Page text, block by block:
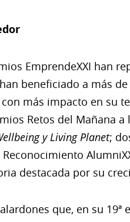
EmprendeXXI han
beneficiado a más
más impacto en su
Retos del Mañana a
y Living Planet;
destacada por su
que, en su